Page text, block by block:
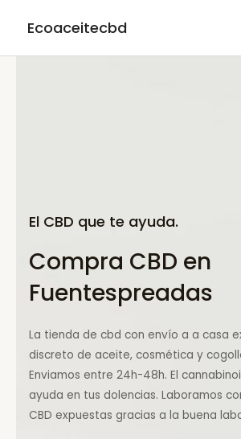
Ecoaceitecbd
El CBD que te ayuda.
Compra CBD en
Fuentespreadas
La tienda de cbd con envío a a casa
discreto de aceite, cosmética y
Enviamos entre 24h-48h. El
ayuda en tus dolencias. Laboramos
CBD expuestas gracias a la buena